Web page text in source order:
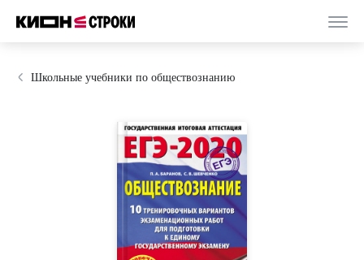
Школьные учебники по обществознанию